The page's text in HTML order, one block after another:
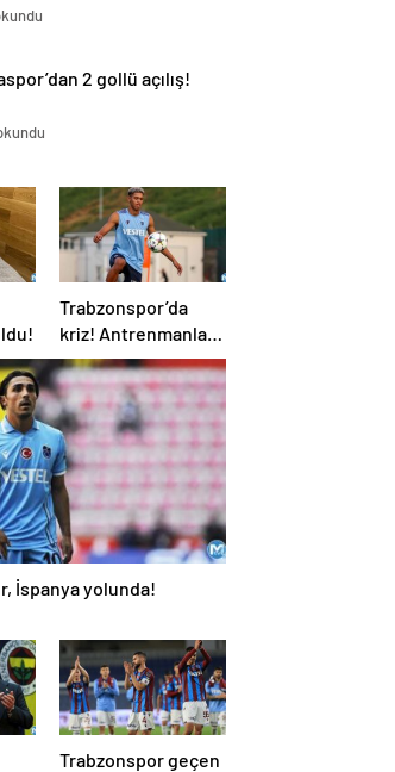
2 gollü açılış!
Trabzonspor’da
kriz! Antrenmanlara
çıkmıyor
İspanya yolunda!
Trabzonspor geçen